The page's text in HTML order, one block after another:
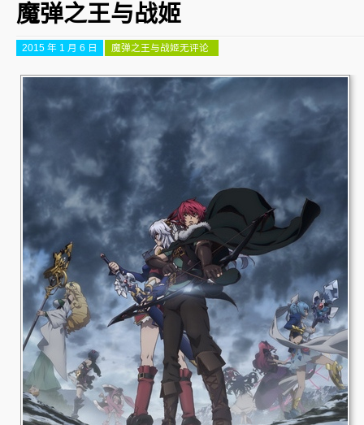
魔弹之王与战姬
2015 年 1 月 6 日 魔弹之王与战姬无评论